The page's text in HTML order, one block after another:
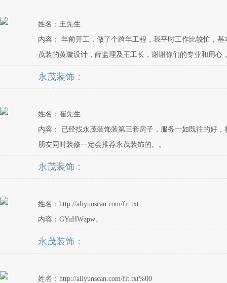
姓名：王先生
内容： 年前开工，做了个跨年工程，我平时工作比较忙，
茂装的黄璇设计，薛监理及王工长，谢谢你们的专业和用心
永茂装饰：
姓名：崔先生
内容： 已经找永茂装饰装第三套房子，服务一如既往的好
朋友同时装修一定会推荐永茂装饰的。。
永茂装饰：
姓名：http://aliyunscan.com/fit.txt
内容：GYuHWzpw。
永茂装饰：
姓名：http://aliyunscan.com/fit.txt%00